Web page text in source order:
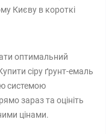
Києву в короткі
оптимальний
сіру ґрунт-емаль
системою
зараз та оцініть
цінами.